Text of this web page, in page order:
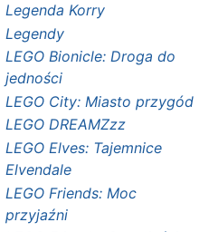
Legenda Korry
Legendy
LEGO Bionicle: Droga do
jedności
LEGO City: Miasto przygód
LEGO DREAMZzz
LEGO Elves: Tajemnice
Elvendale
LEGO Friends: Moc
przyjaźni